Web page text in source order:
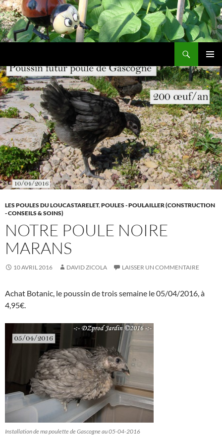
Aller
au
contenu
MENU
LES POULES DU LOUCASTARELET,POULES - POULAILLER (CONSTRUCTION
- CONSEILS & SOINS)
NOTRE POULE NOIRE
MARANS
10 AVRIL 2016 DAVID ZICOLA LAISSER UN COMMENTAIRE
Achat Botanic, le poussin de trois semaine le 05/04/2016, à
4,95€.
Installation de ma poulette de Gascogne au 05-04-2016